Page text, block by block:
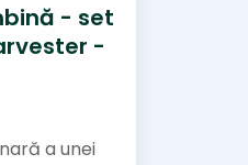
- set
-
a unei